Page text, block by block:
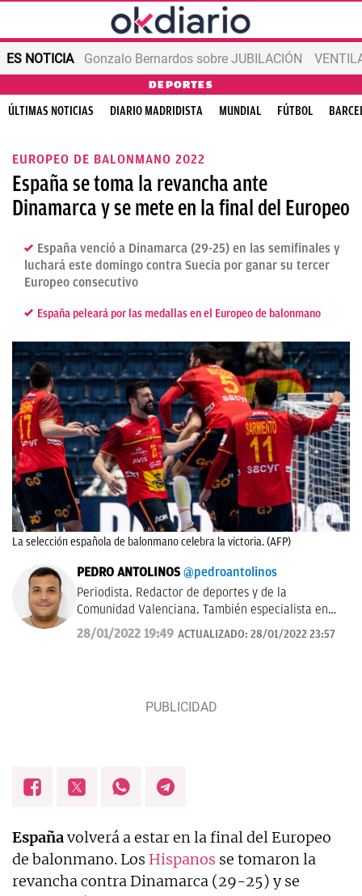
ES NOTICIA Gonzalo Bernardos sobre JUBILACIÓN
DEPORTES
ÚLTIMAS NOTICIAS DIARIO MADRIDISTA MUNDIAL FÚTBOL
EUROPEO DE BALONMANO 2022
España se toma la revancha ante
Dinamarca y se mete en la final del Europeo
España venció a Dinamarca (29-25) en las semifinales y
luchará este domingo contra Suecia por ganar su tercer
Europeo consecutivo
España peleará por las medallas en el Europeo de balonmano
La selección española de balonmano celebra la victoria. (AFP)
PEDRO ANTOLINOS @pedroantolinos
Periodista. Redactor de deportes y de la
Comunidad Valenciana. También especialista en
SEO. En OKDIARIO desde 2017.
28/01/2022 19:49 ACTUALIZADO: 28/01/2022 23:57
Españavolverá a estar en la final del Europeo
de balonmano. Los Hispanos se tomaron la
revancha contra Dinamarca (29-25) y se